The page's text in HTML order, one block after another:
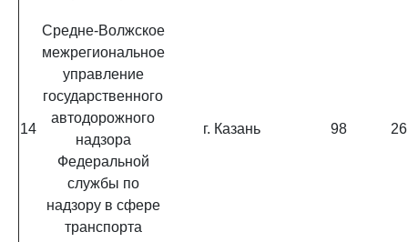
14
Средне-Волжское
межрегиональное
управление
государственного
автодорожного
надзора
Федеральной
службы по
надзору в сфере
транспорта
г. Казань 98